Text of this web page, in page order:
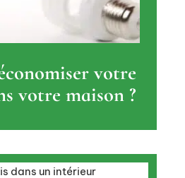
votre
votre maison ?